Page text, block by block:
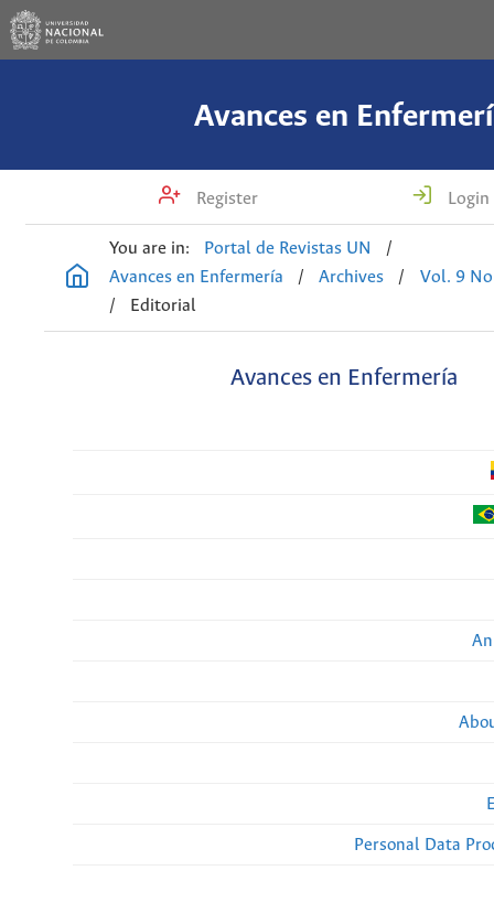
Avances en
Register Login
You are in: Portal de Revistas UN
/
Avances en Enfermería
/ Archives /
Vol. 9
/
Editorial
Avances en Enfermería
Personal Data